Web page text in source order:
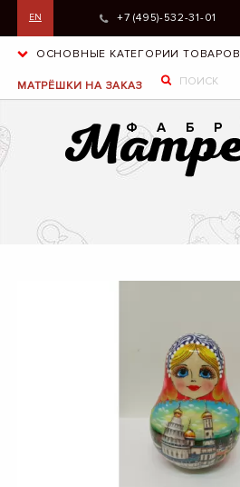
EN +7 (495)-532-31-01
ОСНОВНЫЕ КАТЕГОРИИ ТОВАРОВ
МАТРЁШКИ НА ЗАКАЗ